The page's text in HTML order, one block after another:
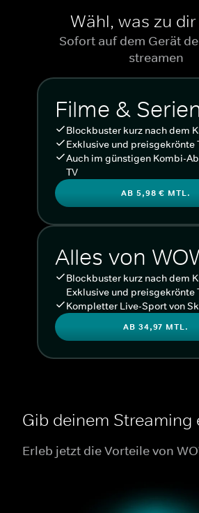
Wähl, was zu
Sofort auf dem Gerät
streamen
Filme &
Blockbuster kurz nach dem
Exklusive und preisgekrönte
Auch im günstigen Kombi-
TV
AB 5,98 € MTL.
Alles von
Blockbuster kurz nach dem
Exklusive und preisgekrönte
Kompletter Live-Sport von
AB 34,97 MTL.
Gib deinem Streaming
Erleb jetzt die Vorteile von